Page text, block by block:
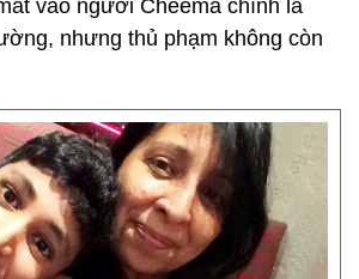
vào người Cheema chính là
nhưng thủ phạm không còn